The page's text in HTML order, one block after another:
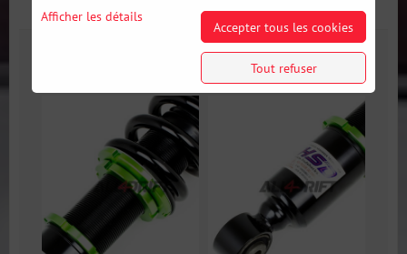
Galerie
Afficher les détails
Accepter tous les cookies
Tout refuser